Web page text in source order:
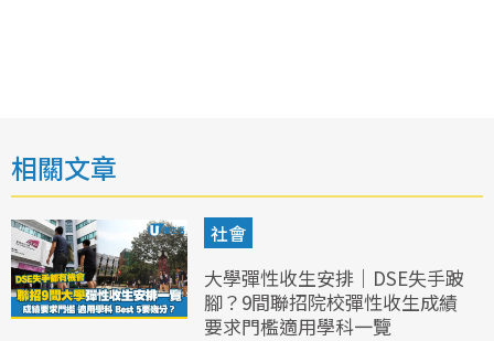
相關文章
社會
大學彈性收生安排｜DSE失手跛
腳？9間聯招院校彈性收生成績
要求門檻適用學科一覽